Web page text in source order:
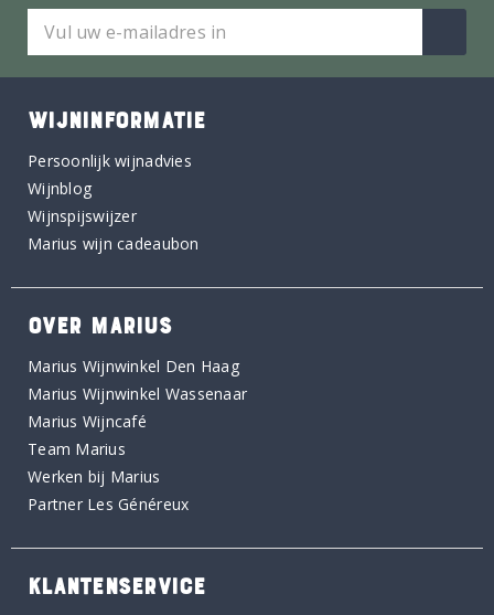
WIJNINFORMATIE
Persoonlijk wijnadvies
Wijnblog
Wijnspijswijzer
Marius wijn cadeaubon
OVER MARIUS
Marius Wijnwinkel Den Haag
Marius Wijnwinkel Wassenaar
Marius Wijncafé
Team Marius
Werken bij Marius
Partner Les Généreux
KLANTENSERVICE